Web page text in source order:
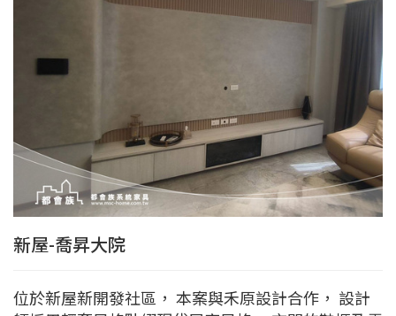
新屋-喬昇大院
位於新屋新開發社區， 本案與禾原設計合作， 設計